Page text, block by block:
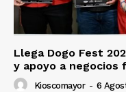
Llega Dogo Fest
y apoyo a negocios
Kioscomayor - 6